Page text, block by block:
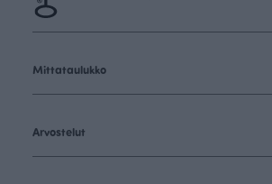
Mittataulukko
Arvostelut